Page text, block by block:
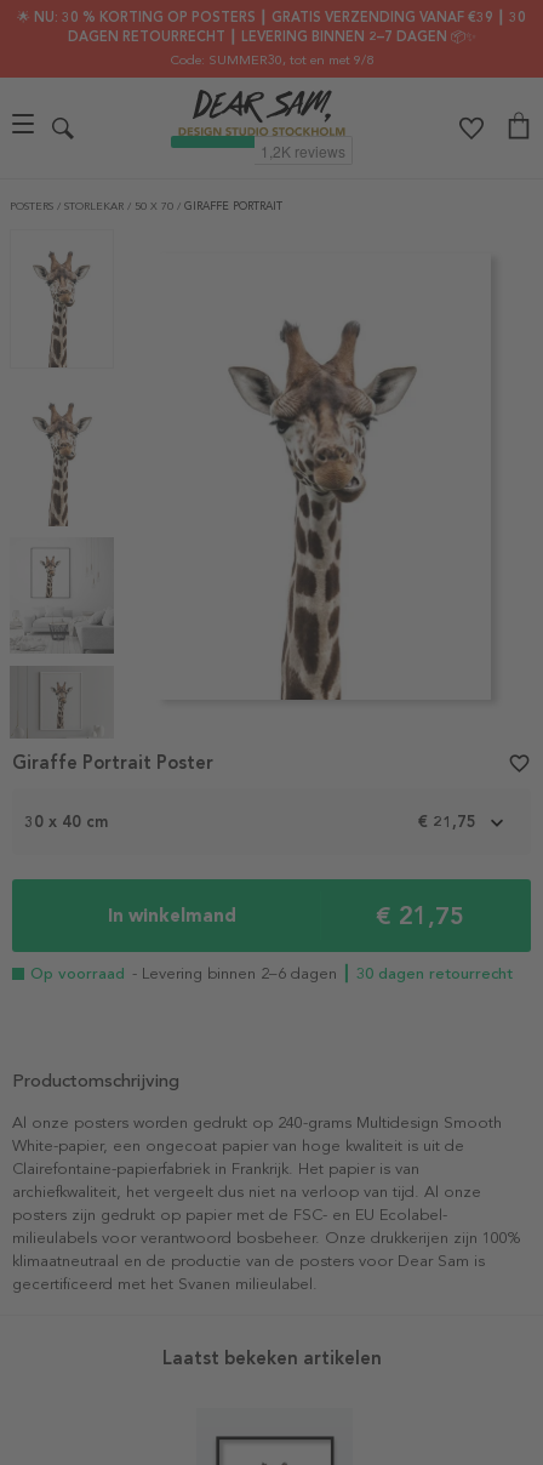
🌟 NU: 30 % KORTING OP POSTERS ┃ GRATIS VERZENDING VANAF €39 ┃ 30
DAGEN RETOURRECHT ┃ LEVERING BINNEN 2–7 DAGEN 📦✨
Code: SUMMER30, tot en met 9/8
POSTERS / STORLEKAR / 50 X 70 / GIRAFFE PORTRAIT
1
30 x 40 cm € 21,75
In winkelmand € 21,75
Op voorraad - Levering binnen 2–6 dagen ┃ 30 dagen retourrecht
Giraffe Portrait Poster favorite_border
Productomschrijving
Al onze posters worden gedrukt op 240-grams Multidesign Smooth
White-papier, een ongecoat papier van hoge kwaliteit is uit de
Clairefontaine-papierfabriek in Frankrijk. Het papier is van
archiefkwaliteit, het vergeelt dus niet na verloop van tijd. Al onze
posters zijn gedrukt op papier met de FSC- en EU Ecolabel-
milieulabels voor verantwoord bosbeheer. Onze drukkerijen zijn 100%
klimaatneutraal en de productie van de posters voor Dear Sam is
gecertificeerd met het Svanen milieulabel.
Laatst bekeken artikelen